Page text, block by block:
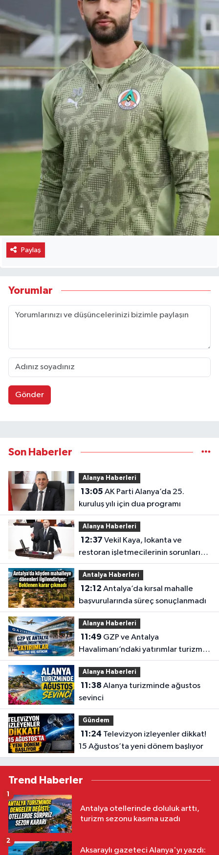
Paylaş
Yorumlar
Gönder
Son Haberler
Alanya Haberleri
13:05
kuruluş yılı için dua programı
Alanya Haberleri
12:37
restoran işletmecilerinin sorunlarını
TBMM’ye taşıdı
Antalya Haberleri
12:12
başvurularında süreç sonuçlanmadı
Alanya Haberleri
11:49
Havalimanı’ndaki yatırımlar turizme
güç katacak
Alanya Haberleri
11:38
sevinci
Gündem
11:24
15 Ağustos’ta yeni dönem başlıyor
Trend Haberler
Antalya otellerinde doluluk arttı,
turizm sezonu kasıma uzadı
Aksaraylı gazeteci Alanya'yı yazdı:
2